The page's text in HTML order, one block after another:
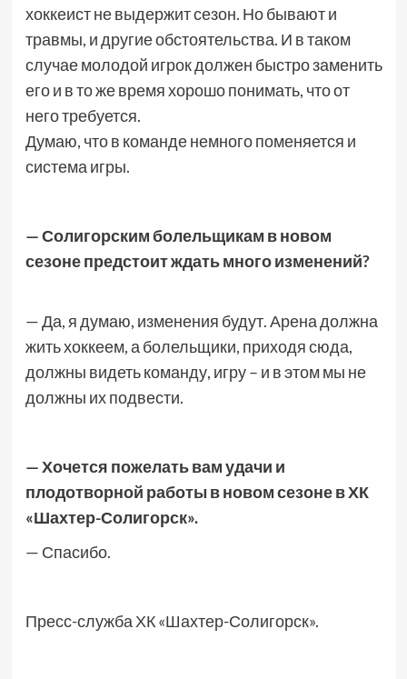
хоккеист не выдержит сезон. Но бывают и
травмы, и другие обстоятельства. И в таком
случае молодой игрок должен быстро заменить
его и в то же время хорошо понимать, что от
него требуется.
Думаю, что в команде немного поменяется и
система игры.
— Солигорским болельщикам в новом
сезоне предстоит ждать много изменений?
— Да, я думаю, изменения будут. Арена должна
жить хоккеем, а болельщики, приходя сюда,
должны видеть команду, игру – и в этом мы не
должны их подвести.
— Хочется пожелать вам удачи и
плодотворной работы в новом сезоне в ХК
«Шахтер-Солигорск».
— Спасибо.
Пресс-служба ХК «Шахтер-Солигорск».